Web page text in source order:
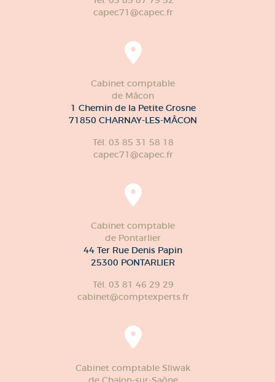
capec71@capec.fr
Cabinet comptable
de Mâcon
1 Chemin de la Petite Grosne
71850 CHARNAY-LES-MÂCON
Tél. 03 85 31 58 18
capec71@capec.fr
Cabinet comptable
de Pontarlier
44 Ter Rue Denis Papin
25300 PONTARLIER
Tél. 03 81 46 29 29
cabinet@comptexperts.fr
Cabinet comptable Sliwak